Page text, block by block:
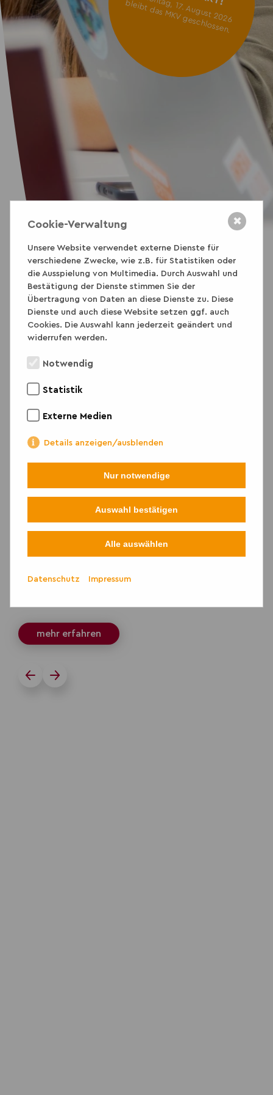
Lehrkräfte / Pädagog*innen
nutzen
mehr erfahren
ntag
b
n.
Cookie-Verwaltung
Unsere Website verwendet externe Dienste für
verschiedene Zwecke, wie z.B. für Statistiken oder
die Ausspielung von Multimedia. Durch Auswahl und
Bestätigung der Dienste stimmen Sie der
Übertragung von Daten an diese Dienste zu. Diese
Dienste und auch diese Website setzen ggf. auch
Cookies. Die Auswahl kann jederzeit geändert und
widerrufen werden.
Notwendig
Statistik
Externe Medien
Details anzeigen/ausblenden
Nur notwendige
Auswahl bestätigen
Alle auswählen
Datenschutz Impressum
✖